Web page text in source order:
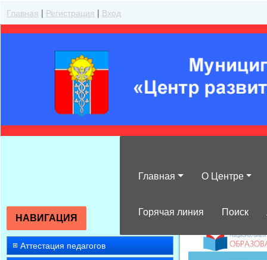
Главная | Регистрация | Вход
Главная О Центре
Горячая линия Поиск
НАВИГАЦИЯ
Аттестация педагогов